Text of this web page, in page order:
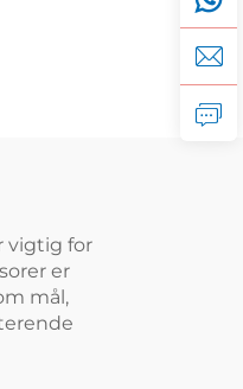
vigtig for
er
mål,